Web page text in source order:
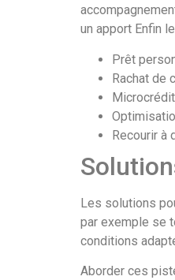
un apport Enfin
Prêt
Rachat de
Recourir à
Les solutions
par exemple se
conditions
Aborder ces